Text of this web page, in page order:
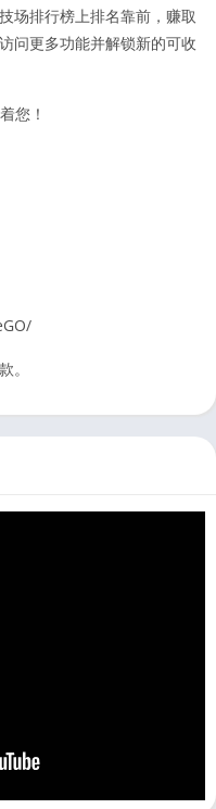
场排行榜上排名靠前，赚取
问更多功能并解锁新的可收
您！
。